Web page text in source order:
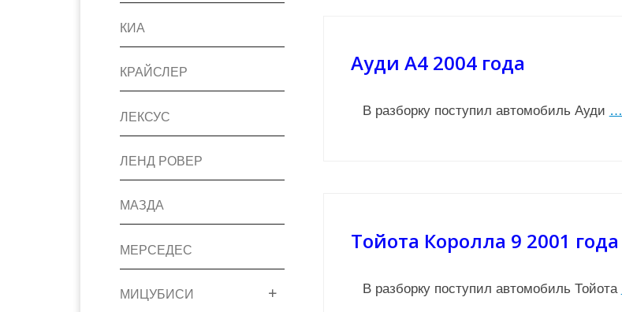
Ауди А4 2004 года
В разборку поступил автомобиль Ауди …
Тойота Королла 9 2001 года
В разборку поступил автомобиль Тойота
КИА
КРАЙСЛЕР
ЛЕКСУС
ЛЕНД РОВЕР
МАЗДА
МЕРСЕДЕС
МИЦУБИСИ